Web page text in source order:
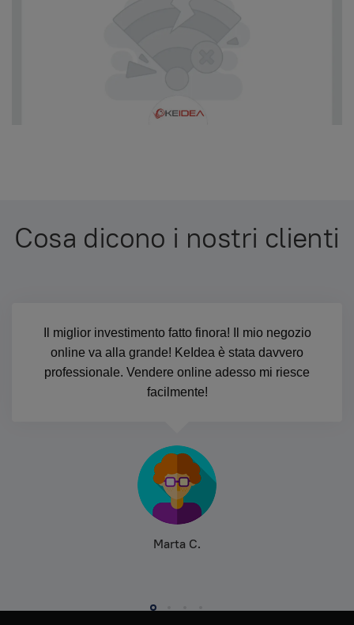
Cosa dicono i nostri clienti
Il miglior investimento fatto finora! Il mio negozio
online va alla grande! KeIdea è stata davvero
professionale. Vendere online adesso mi riesce
facilmente!
Marta C.